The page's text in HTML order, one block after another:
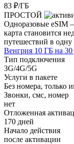
83 ₽/ГБ
ПРОСТОЙ
Одноразовые eSIM
карта становится
путешествий в одну
Венгрия 10 ГБ на 30
Тип подключения
3G/4G/5G
Услуги в пакете
Без номера, только
Звонки, смс, номер
нет
Отложенная
170 дней
Начало действия
после активации